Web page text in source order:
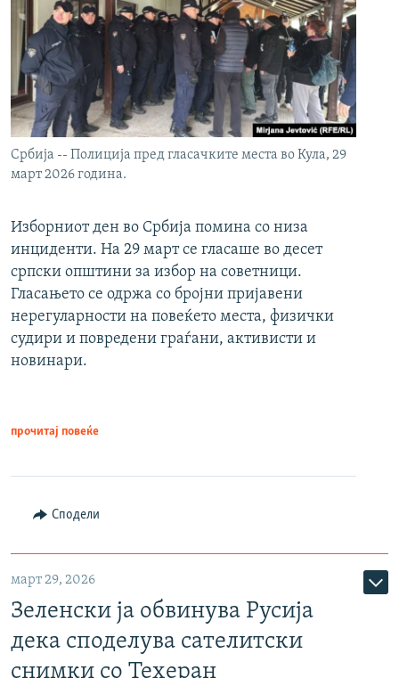
Србија -- Полиција пред гласачките места во Кула, 29
март 2026 година.
Изборниот ден во Србија помина со низа
инциденти. На 29 март се гласаше во десет
српски општини за избор на советници.
Гласањето се одржа со бројни пријавени
нерегуларности на повеќето места, физички
судири и повредени граѓани, активисти и
новинари.
прочитај повеќе
Сподели
март 29, 2026
Зеленски ја обвинува Русија
дека споделува сателитски
снимки со Техеран